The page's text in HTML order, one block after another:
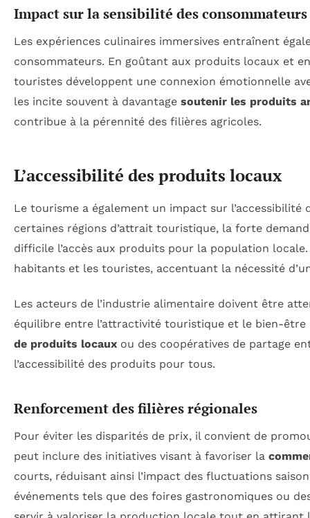
Impact sur la sensibilité des consommateurs
Les expériences culinaires immersives entraînent
consommateurs. En goûtant aux produits locaux et
touristes développent une connexion émotionnelle
les incite souvent à davantage soutenir les produits
contribue à la pérennité des filières agricoles.
L’accessibilité des produits locaux
Le tourisme a également un impact sur
certaines régions d’attrait touristique, la forte
difficile l’accès aux produits pour la population
habitants et les touristes, accentuant la nécessité
Les acteurs de l’industrie alimentaire doivent être
équilibre entre l’attractivité touristique et le bien-
de produits locaux ou des coopératives de partage
l’accessibilité des produits pour tous.
Renforcement des filières régionales
Pour éviter les disparités de prix, il convient de
peut inclure des initiatives visant à favoriser la
courts, réduisant ainsi l’impact des fluctuations
événements tels que des foires gastronomiques ou